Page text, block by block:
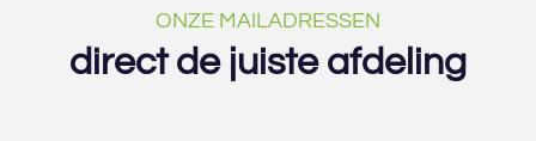
ONZE MAILADRESSEN
direct de juiste afdeling